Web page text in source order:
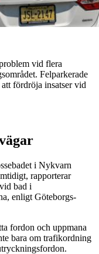
vid flera
Felparkerade
fördröja insatser vid
i Nykvarn
rapporterar
bad i
enligt Göteborgs-
fordon och uppmana
bara om trafikordning